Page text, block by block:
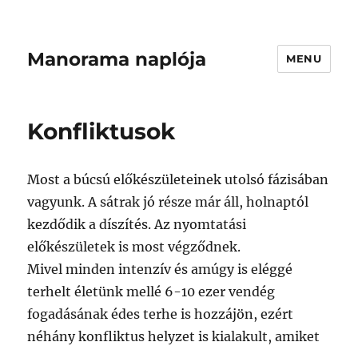
Manorama naplója MENU
Konfliktusok
Most a búcsú előkészületeinek utolsó fázisában
vagyunk. A sátrak jó része már áll, holnaptól
kezdődik a díszítés. Az nyomtatási
előkészületek is most végződnek.
Mivel minden intenzív és amúgy is eléggé
terhelt életünk mellé 6-10 ezer vendég
fogadásának édes terhe is hozzájön, ezért
néhány konfliktus helyzet is kialakult, amiket